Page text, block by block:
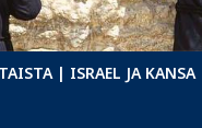
| ISRAEL JA KANSA